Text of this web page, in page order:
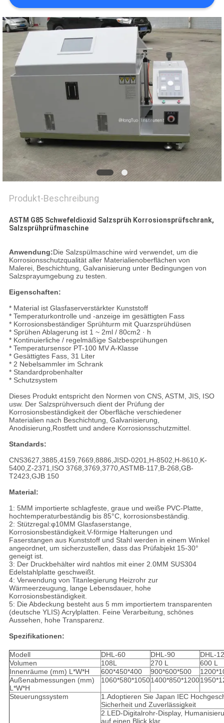
ZITAT
SITEMAP
PRIVACY
POLICY
Produkt-Beschreibung
ASTM G85 Schwefeldioxid Salzsprüh Korrosionsprüfschrank,
Salzsprühprüfmaschine
Anwendung:Die Salzspülmaschine wird verwendet, um die
Korrosionsschutzqualität aller Materialienoberflächen von
Malerei, Beschichtung, Galvanisierung unter Bedingungen von
Salzsprayumgebung zu testen.
Eigenschaften:
* Material ist Glasfaserverstärkter Kunststoff
* Temperaturkontrolle und -anzeige im gesättigten Fass
* Korrosionsbeständiger Sprühturm mit Quarzsprühdüsen
* Sprühen Ablagerung ist 1 ~ 2ml / 80cm2 · h
* Kontinuierliche / regelmäßige Salzbesprühungen
* Temperatursensor PT-100 MV A-Klasse
* Gesättigtes Fass, 31 Liter
* 2 Nebelsammler im Schrank
* Standardprobenhalter
* Schutzsystem
Dieses Produkt entspricht den Normen von CNS, ASTM, JIS, ISO
usw. Der Salzsprühversuch dient der Prüfung der
Korrosionsbeständigkeit der Oberfläche verschiedener
Materialien nach Beschichtung, Galvanisierung,
Anodisierung,Rostfett und andere Korrosionsschutzmittel.
Standards:
CNS3627,3885,4159,7669,8886,JISD-0201,H-8502,H-8610,K-
5400,Z-2371,ISO 3768,3769,3770,ASTMB-117,B-268,GB-
T2423,GJB 150
Material:
1: 5MM importierte schlagfeste, graue und weiße PVC-Platte,
hochtemperaturbeständig bis 85°C, korrosionsbeständig.
2: Stützregal:φ10MM Glasfaserstange,
Korrosionsbeständigkeit.V-förmige Halterungen und
Faserstangen aus Kunststoff und Stahl werden in einem Winkel
angeordnet, um sicherzustellen, dass das Prüfabjekt 15-30°
geneigt ist.
3: Der Druckbehälter wird nahtlos mit einer 2.0MM SUS304
Edelstahlplatte geschweißt.
4: Verwendung von Titanlegierung Heizrohr zur
Wärmeerzeugung, lange Lebensdauer, hohe
Korrosionsbeständigkeit.
5: Die Abdeckung besteht aus 5 mm importiertem transparenten
(deutsche YLIS) Acrylplatten. Feine Verarbeitung, schönes
Aussehen, hohe Transparenz.
Spezifikationen:
Modell DHL-60 DHL-90
DHL-
Volumen
108L 270 L
600 L
Innenräume (mm) L*W*H
600*450*400 900*600*500
Außenabmessungen (mm)
L*W*H
1060*580*10501400*850*1200
Steuerungssystem
1.Adoptieren Sie Japan IEC
Sicherheit und Zuverlässigkeit
2.LED-Digitalrohr-Display,
auf einen Blick klar.